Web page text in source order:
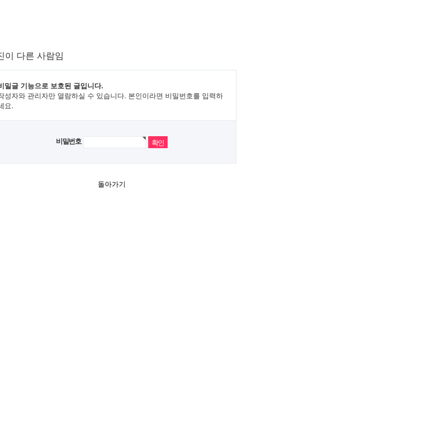
이 다른 사람임
밀글 기능으로 보호된 글입니다.
성자와 관리자만 열람하실 수 있습니다. 본인이라면 비밀번호를 입력하
요.
비밀번호
돌아가기